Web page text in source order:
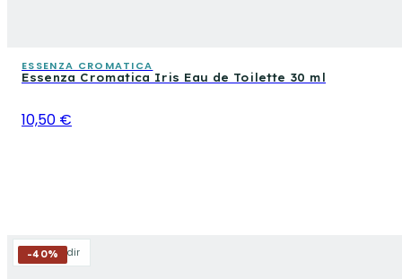
Agrandir
ESSENZA CROMATICA
Essenza Cromatica Iris Eau de Toilette 30 ml
10,50 €
-40%